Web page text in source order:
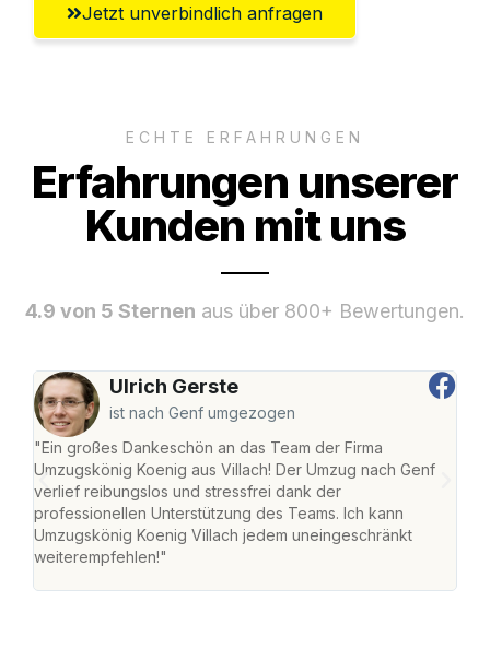
Jetzt unverbindlich anfragen
ECHTE ERFAHRUNGEN
Erfahrungen unserer
Kunden mit uns
4.9 von 5 Sternen aus über 800+ Bewertungen.
Ulrich Gerste
ist nach Genf umgezogen
"Ein großes Dankeschön an das Team der Firma
Umzugskönig Koenig aus Villach! Der Umzug nach Genf
verlief reibungslos und stressfrei dank der
professionellen Unterstützung des Teams. Ich kann
Umzugskönig Koenig Villach jedem uneingeschränkt
weiterempfehlen!"